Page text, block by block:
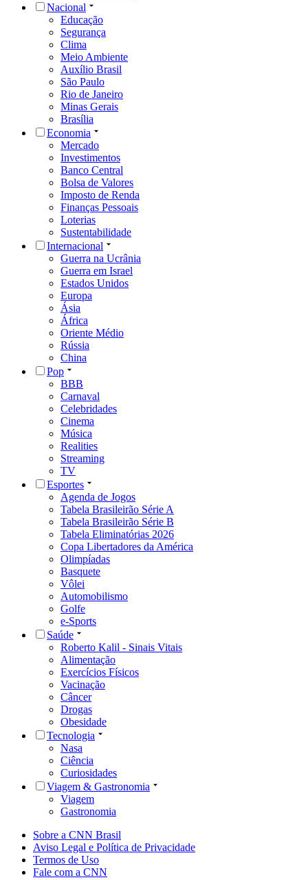
Nacional
Educação
Segurança
Clima
Meio Ambiente
Auxílio Brasil
São Paulo
Rio de Janeiro
Minas Gerais
Brasília
Economia
Mercado
Investimentos
Banco Central
Bolsa de Valores
Imposto de Renda
Finanças Pessoais
Loterias
Sustentabilidade
Internacional
Guerra na Ucrânia
Guerra em Israel
Estados Unidos
Europa
Ásia
África
Oriente Médio
Rússia
China
Pop
BBB
Carnaval
Celebridades
Cinema
Música
Realities
Streaming
TV
Esportes
Agenda de Jogos
Tabela Brasileirão Série A
Tabela Brasileirão Série B
Tabela Eliminatórias 2026
Copa Libertadores da América
Olimpíadas
Basquete
Vôlei
Automobilismo
Golfe
e-Sports
Saúde
Roberto Kalil - Sinais Vitais
Alimentação
Exercícios Físicos
Vacinação
Câncer
Drogas
Obesidade
Tecnologia
Nasa
Ciência
Curiosidades
Viagem & Gastronomia
Viagem
Gastronomia
Sobre a CNN Brasil
Aviso Legal e Política de Privacidade
Termos de Uso
Fale com a CNN